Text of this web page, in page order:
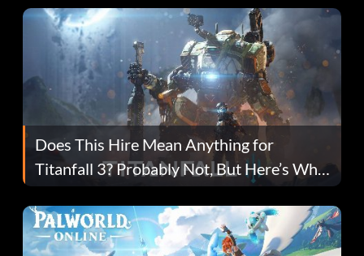
Does This Hire Mean Anything for
Titanfall 3? Probably Not, But Here’s Why
Fans Are Hopeful